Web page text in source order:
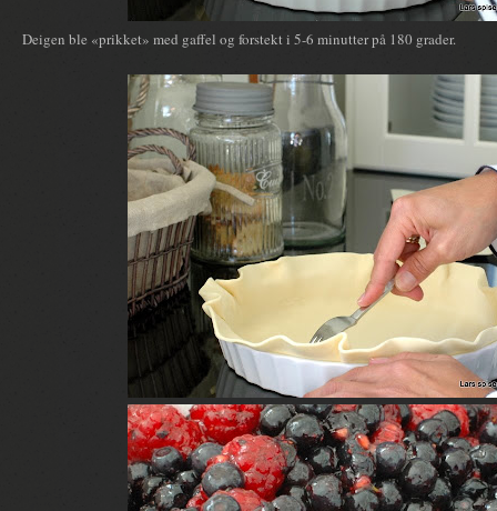
Deigen ble «prikket» med gaffel og forstekt i 5-6 minutter på 180 grader.